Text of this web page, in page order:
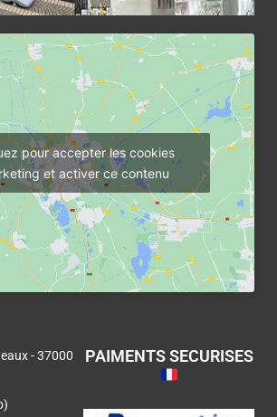
pour accepter les cookies
et activer ce contenu
- 37000
PAIMENTS SECURISES